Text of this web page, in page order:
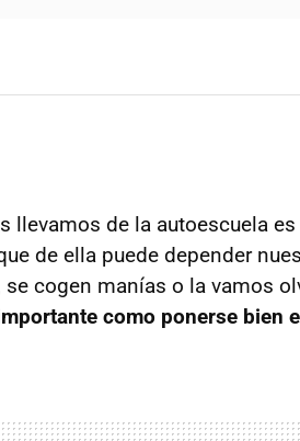
llevamos de la autoescuela
de ella puede depender
cogen manías o la vamos
como ponerse bien